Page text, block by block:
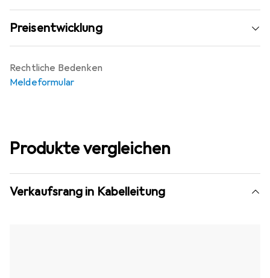
Preisentwicklung
Rechtliche Bedenken
Meldeformular
Produkte vergleichen
Verkaufsrang in Kabelleitung